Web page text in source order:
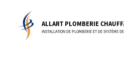
content
ALLART PLOMBERIE
INSTALLATION DE PLOMBERIE ET DE SYSTÈME